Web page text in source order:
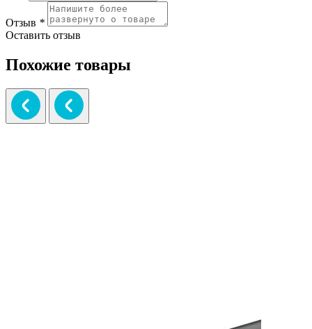
Отзыв *
Оставить отзыв
Похожие товары